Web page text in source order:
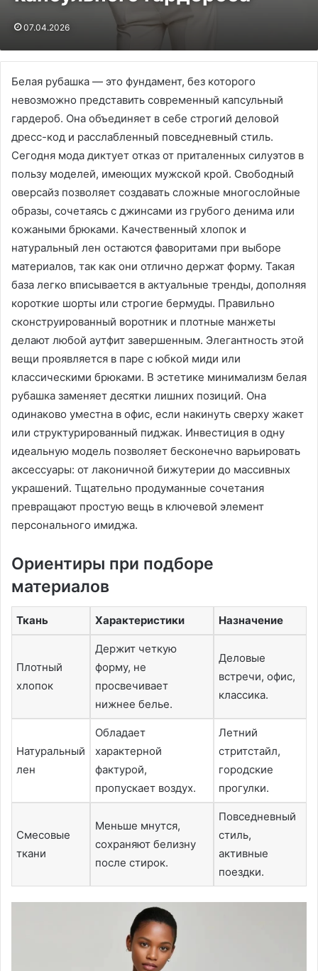
07.04.2026
Белая рубашка — это фундамент, без которого
невозможно представить современный капсульный
гардероб. Она объединяет в себе строгий деловой
дресс-код и расслабленный повседневный стиль.
Сегодня мода диктует отказ от приталенных силуэтов в
пользу моделей, имеющих мужской крой. Свободный
оверсайз позволяет создавать сложные многослойные
образы, сочетаясь с джинсами из грубого денима или
кожаными брюками. Качественный хлопок и
натуральный лен остаются фаворитами при выборе
материалов, так как они отлично держат форму. Такая
база легко вписывается в актуальные тренды, дополняя
короткие шорты или строгие бермуды. Правильно
сконструированный воротник и плотные манжеты
делают любой аутфит завершенным. Элегантность этой
вещи проявляется в паре с юбкой миди или
классическими брюками. В эстетике минимализм белая
рубашка заменяет десятки лишних позиций. Она
одинаково уместна в офис, если накинуть сверху жакет
или структурированный пиджак. Инвестиция в одну
идеальную модель позволяет бесконечно варьировать
аксессуары: от лаконичной бижутерии до массивных
украшений. Тщательно продуманные сочетания
превращают простую вещь в ключевой элемент
персонального имиджа.
Ориентиры при подборе
материалов
Ткань Характеристики Назначение
Плотный
хлопок
Держит четкую
форму, не
просвечивает
нижнее белье.
Деловые
встречи, офис,
классика.
Натуральный
лен
Обладает
характерной
фактурой,
пропускает воздух.
Летний
стритстайл,
городские
прогулки.
Смесовые
ткани
Меньше мнутся,
сохраняют белизну
после стирок.
Повседневный
стиль,
активные
поездки.